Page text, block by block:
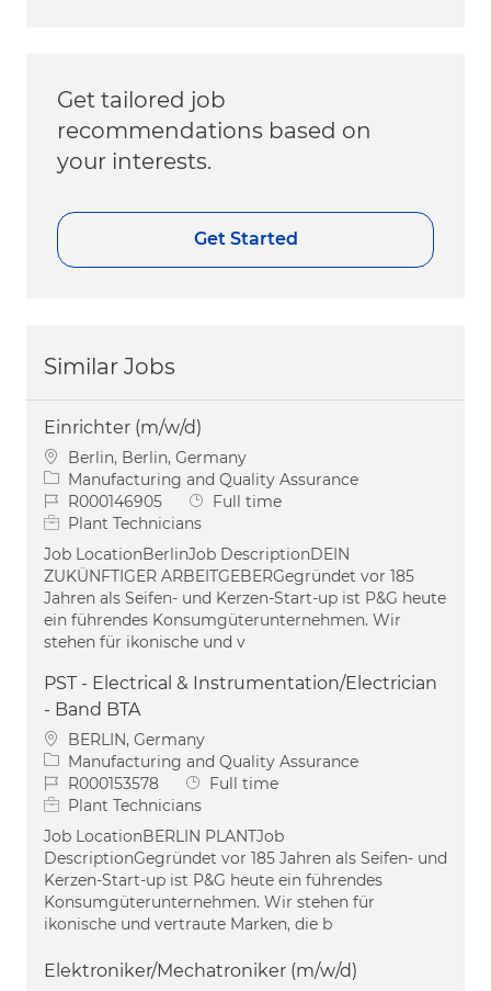
Get tailored job
recommendations based on
your interests.
Get Started
Similar Jobs
Einrichter (m/w/d)
Location
Berlin, Berlin, Germany
Category
Manufacturing and Quality Assurance
Job IdR000146905 Job Type
Full time
Plant Technicians
Job LocationBerlinJob DescriptionDEIN
ZUKÜNFTIGER ARBEITGEBERGegründet vor 185
Jahren als Seifen- und Kerzen-Start-up ist P&G heute
ein führendes Konsumgüterunternehmen. Wir
stehen für ikonische und v
PST - Electrical & Instrumentation/Electrician
- Band BTA
Location
BERLIN, Germany
Category
Manufacturing and Quality Assurance
Job IdR000153578 Job Type
Full time
Plant Technicians
Job LocationBERLIN PLANTJob
DescriptionGegründet vor 185 Jahren als Seifen- und
Kerzen-Start-up ist P&G heute ein führendes
Konsumgüterunternehmen. Wir stehen für
ikonische und vertraute Marken, die b
Elektroniker/Mechatroniker (m/w/d)